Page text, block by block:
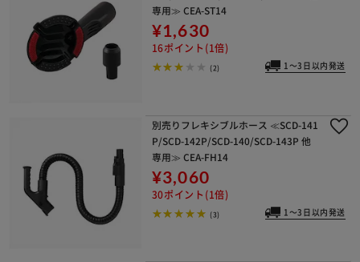
専用≫ CEA-ST14
¥1,630
16ポイント(1倍)
(2) 1～3日以内発送
別売りフレキシブルホース ≪SCD-141
P/SCD-142P/SCD-140/SCD-143P 他
専用≫ CEA-FH14
¥3,060
30ポイント(1倍)
(3) 1～3日以内発送